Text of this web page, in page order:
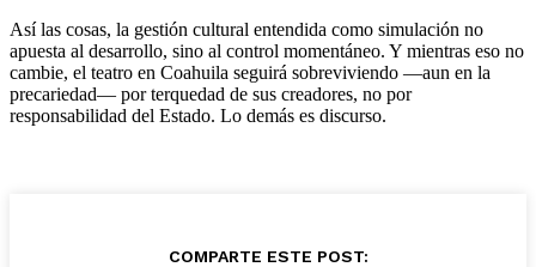
Así las cosas, la gestión cultural entendida como simulación no
apuesta al desarrollo, sino al control momentáneo. Y mientras eso no
cambie, el teatro en Coahuila seguirá sobreviviendo —aun en la
precariedad— por terquedad de sus creadores, no por
responsabilidad del Estado. Lo demás es discurso.
COMPARTE ESTE POST: